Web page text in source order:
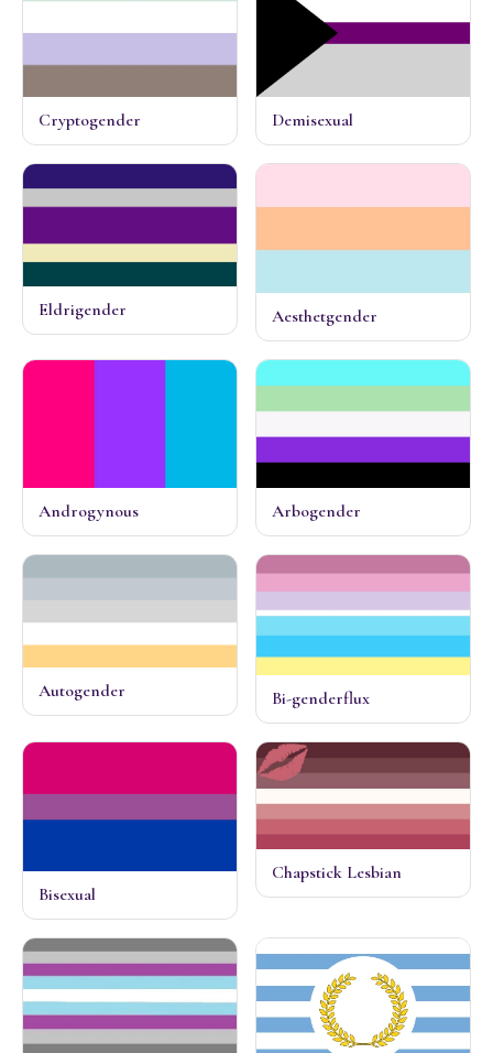
Cryptogender Demisexual
Eldrigender Aesthetgender
Androgynous Arbogender
Autogender Bi-genderflux
Bisexual
Chapstick Lesbian